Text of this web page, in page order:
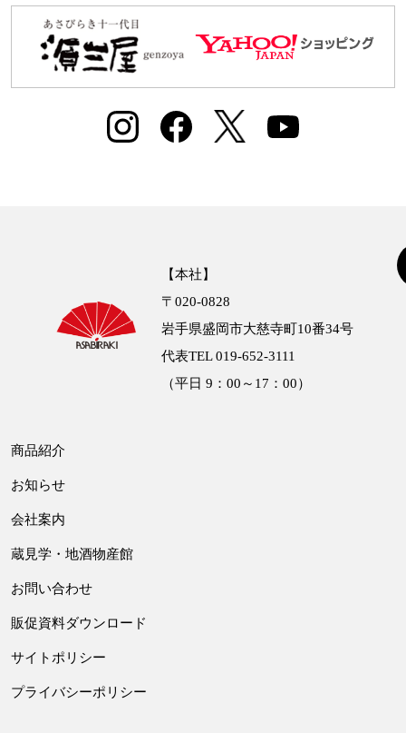
【本社】
〒020-0828
岩手県盛岡市大慈寺町10番34号
代表TEL 019-652-3111
（平日 9：00～17：00）
商品紹介
お知らせ
会社案内
蔵見学・地酒物産館
お問い合わせ
販促資料ダウンロード
サイトポリシー
プライバシーポリシー